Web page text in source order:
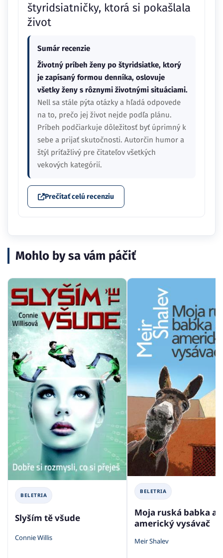
štyridsiatničky, ktorá si pokašlala
život
Sumár recenzie
Životný príbeh ženy po štyridsiatke, ktorý
je zapísaný formou denníka, oslovuje
všetky ženy s rôznymi životnými situáciami.
Nell sa stále pýta otázky a hľadá odpovede
na to, prečo jej život nejde podľa plánu.
Príbeh podčiarkuje dôležitosť byť úprimný k
sebe a prijať skutočnosti. Autorčin humor a
štýl príťažlivý pre čitateľov všetkých
vekových kategórií.
Prečítať celú recenziu
Mohlo by sa vám páčiť
BELETRIA
Slyším tě všude
Connie Willis
BELETRIA
Moja ruská babka a
americký vysávač
Meir Shalev